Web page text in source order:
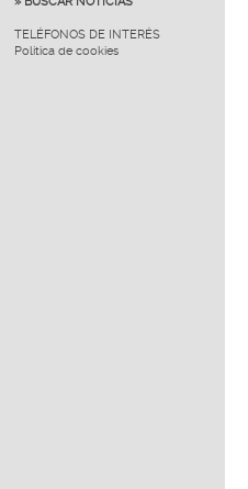
TELÉFONOS DE INTERÉS
Política de cookies